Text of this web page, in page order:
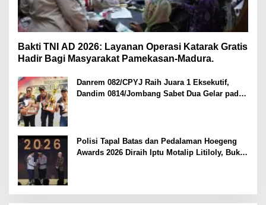
Bakti TNI AD 2026: Layanan Operasi Katarak Gratis
Hadir Bagi Masyarakat Pamekasan-Madura.
Danrem 082/CPYJ Raih Juara 1 Eksekutif,
Dandim 0814/Jombang Sabet Dua Gelar pada
Polisi Tapal Batas dan Pedalaman Hoegeng
Awards 2026 Diraih Iptu Motalip Litiloly, Bukti